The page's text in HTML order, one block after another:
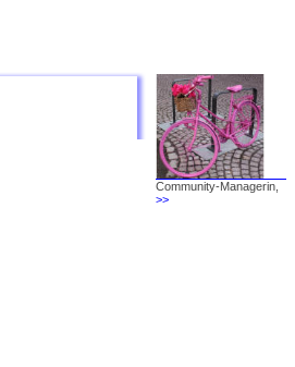
Community-Managerin,
>>